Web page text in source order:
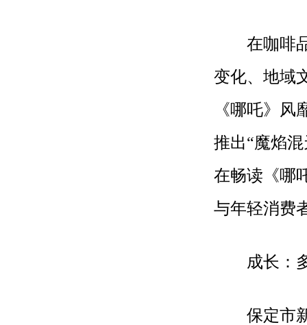
在咖啡品
变化、地域
《哪吒》
推出“魔焰
在畅读《哪
与年轻消费
成长：多
保定市新